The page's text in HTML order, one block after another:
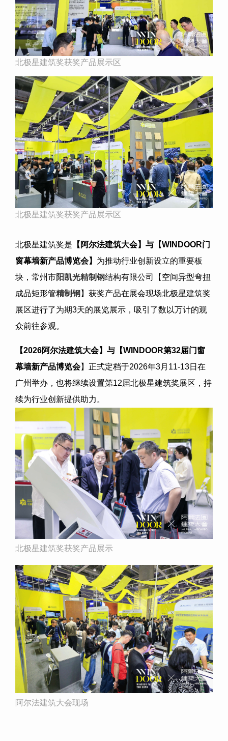
北极星建筑奖获奖产品展示区
北极星建筑奖获奖产品展示区
北极星建筑奖是 【阿尔法建筑大会】与【WINDOOR门
窗幕墙新产品博览会】 为推动行业创新设立的重要板
块，常州市阳凯光精制钢结构有限公司【空间异型弯扭
成品矩形管精制钢 】获奖产品在展会现场北极星建筑奖
展区进行了为期3天的展览展示，吸引了数以万计的观
众前往参观。
【2026阿尔法建筑大会】与【WINDOOR第32届门窗
幕墙新产品博览会】正式定档于2026年3月 11-13日在
广州举办，也将继续设置第12届北极星建筑奖展区，持
续为行业创新提供助力。
北极星建筑奖获奖产品展示
阿尔法建筑大会现场